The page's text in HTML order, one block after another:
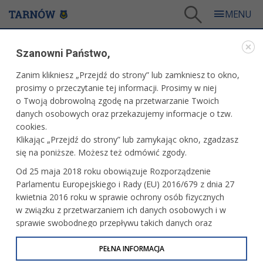
Lato z MKS Pałac Młodzieży - II Wakacyjna Olimpiada Sportowa
WARTO ZOBACZYĆ
LATO Z MKS PAŁAC MŁODZIEŻY - II WAKACYJNA
OLIMPIADA SPORTOWA
13 lipca 2011 r.fot. Paweł Topolski
Szanowni Państwo,
Zanim klikniesz „Przejdź do strony” lub zamkniesz to okno,
prosimy o przeczytanie tej informacji. Prosimy w niej
o Twoją dobrowolną zgodę na przetwarzanie Twoich
danych osobowych oraz przekazujemy informacje o tzw.
cookies.
Klikając „Przejdź do strony” lub zamykając okno, zgadzasz
się na poniższe. Możesz też odmówić zgody.
Od 25 maja 2018 roku obowiązuje Rozporządzenie
Parlamentu Europejskiego i Rady (EU) 2016/679 z dnia 27
kwietnia 2016 roku w sprawie ochrony osób fizycznych
w związku z przetwarzaniem ich danych osobowych i w
sprawie swobodnego przepływu takich danych oraz
uchylenia dyrektywy 95/46/WE (określane jako RODO, GDPR
lub Ogólne Rozporządzenie o Ochronie Danych
PEŁNA INFORMACJA